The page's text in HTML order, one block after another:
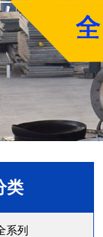
类
系列